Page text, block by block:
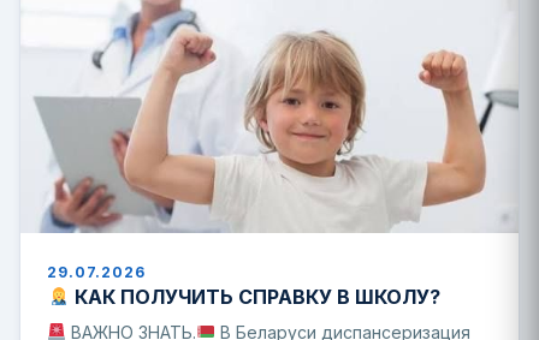
29.07.2026
КАК ПОЛУЧИТЬ СПРАВКУ В ШКОЛУ?
ВАЖНО ЗНАТЬ. В Беларуси диспансеризация